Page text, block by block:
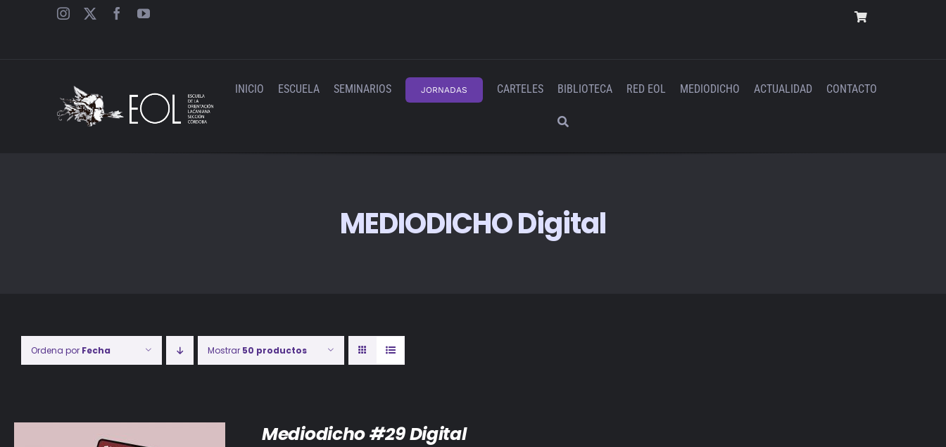
INICIO ESCUELA SEMINARIOS JORNADAS CARTELES BIBLIOTECA RED EOL MEDIODICHO ACTUALIDAD CONTACTO
MEDIODICHO Digital
Ordena por Fecha Mostrar 50 productos
Mediodicho #29 Digital